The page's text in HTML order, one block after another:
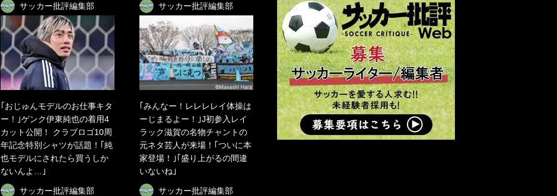
サッカー批評編集部 サッカー批評編集部
｢おじゅんモデルのお仕事キタ
ー！｣ゲンク伊東純也の着用4
カット公開！ クラブロゴ10周
年記念特別シャツが話題！｢純
也モデルにされたら買うしか
ないんよ…｣
サッカー批評編集部
｢みんなー！レレレレイ体操は
ーじまるよー！｣J初参入レイ
ラック滋賀の名物チャントの
元ネタ芸人が来場！｢ついに本
家登場！｣｢盛り上がるの間違
いないね｣
サッカー批評編集部